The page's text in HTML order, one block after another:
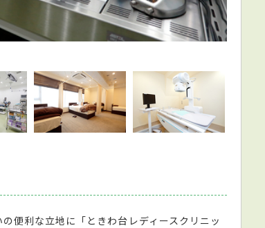
便利な立地に「ときわ台レディースクリニッ